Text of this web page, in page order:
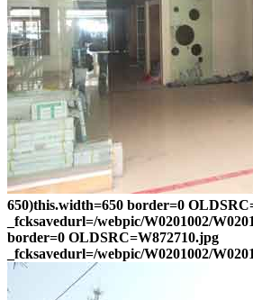
650)this.width=650 border=0
_fcksavedurl=/webpic/W0201002/
border=0 OLDSRC=W872710.jpg
_fcksavedurl=/webpic/W0201002/